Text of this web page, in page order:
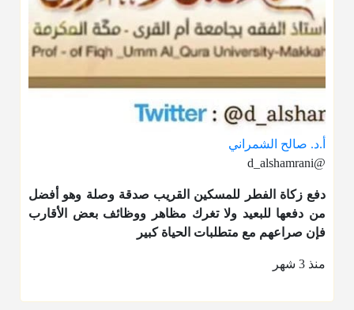
أ.د. صالح الشمراني
@d_alshamrani
دفعزكاة الفطر
للمسكين القريب صدقة وصلة وهو أفضل
من دفعها للبعيد ولا تغرك مظاهر ووظائف بعض الأقارب
فإن صراعهم مع متطلبات الحياة كبير
منذ 3 شهر